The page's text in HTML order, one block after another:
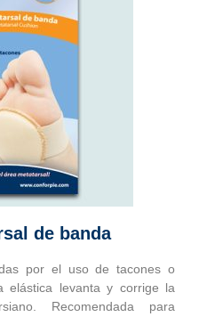
de banda
por el uso de tacones o
elástica levanta y corrige la
Recomendada para